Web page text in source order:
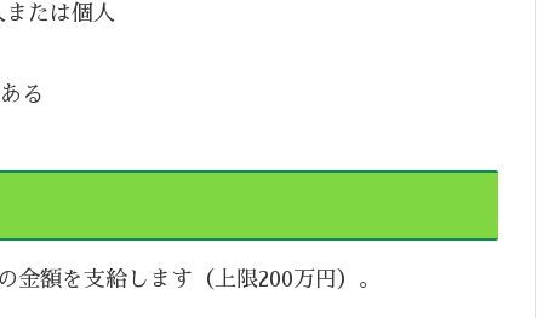
たは個人
る
額を支給します（上限200万円）。